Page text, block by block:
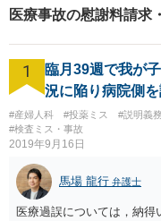
軽
医療事故の慰謝料請求
1
臨月39週で我が
況に陥り病院側
#産婦人科 #投薬ミス #説明義
#検査ミス・事故
2019年9月16日
馬場 龍行 弁護士
医療過誤については，納得